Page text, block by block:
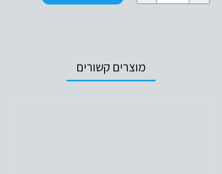
מוצרים קשורים